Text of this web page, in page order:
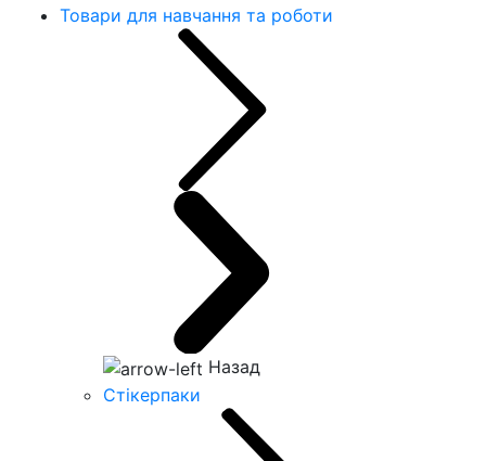
Товари для навчання та роботи
Назад
Стікерпаки